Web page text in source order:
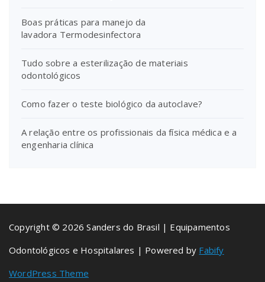
Boas práticas para manejo da
lavadora Termodesinfectora
Tudo sobre a esterilização de materiais
odontológicos
Como fazer o teste biológico da autoclave?
A relação entre os profissionais da física médica e a
engenharia clínica
Copyright © 2026 Sanders do Brasil | Equipamentos
Odontológicos e Hospitalares | Powered by Fabify
WordPress Theme